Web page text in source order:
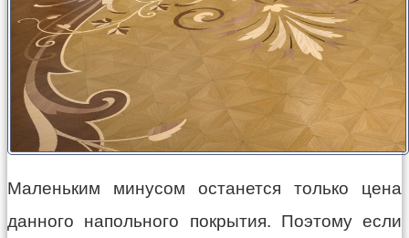
Маленьким минусом останется только цена
данного напольного покрытия. Поэтому если